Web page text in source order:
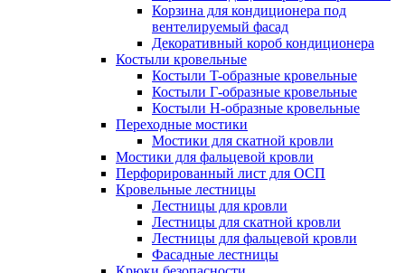
Корзина для кондиционера под
вентелируемый фасад
Декоративный короб кондиционера
Костыли кровельные
Костыли T-образные кровельные
Костыли Г-образные кровельные
Костыли Н-образные кровельные
Переходные мостики
Мостики для скатной кровли
Мостики для фальцевой кровли
Перфорированный лист для ОСП
Кровельные лестницы
Лестницы для кровли
Лестницы для скатной кровли
Лестницы для фальцевой кровли
Фасадные лестницы